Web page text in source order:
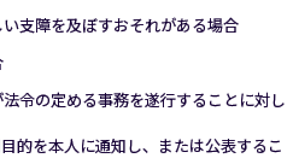
支障を及ぼすおそれがある場合
令の定める事務を遂行することに対し
的を本人に通知し、または公表するこ